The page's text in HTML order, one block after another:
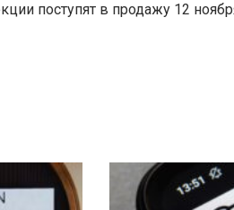
поступят в продажу 12